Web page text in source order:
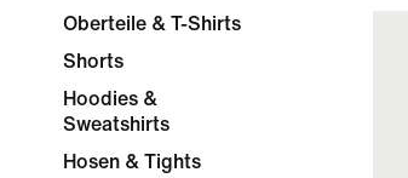
Oberteile & T-Shirts
Shorts
Hoodies &
Sweatshirts
Hosen & Tights